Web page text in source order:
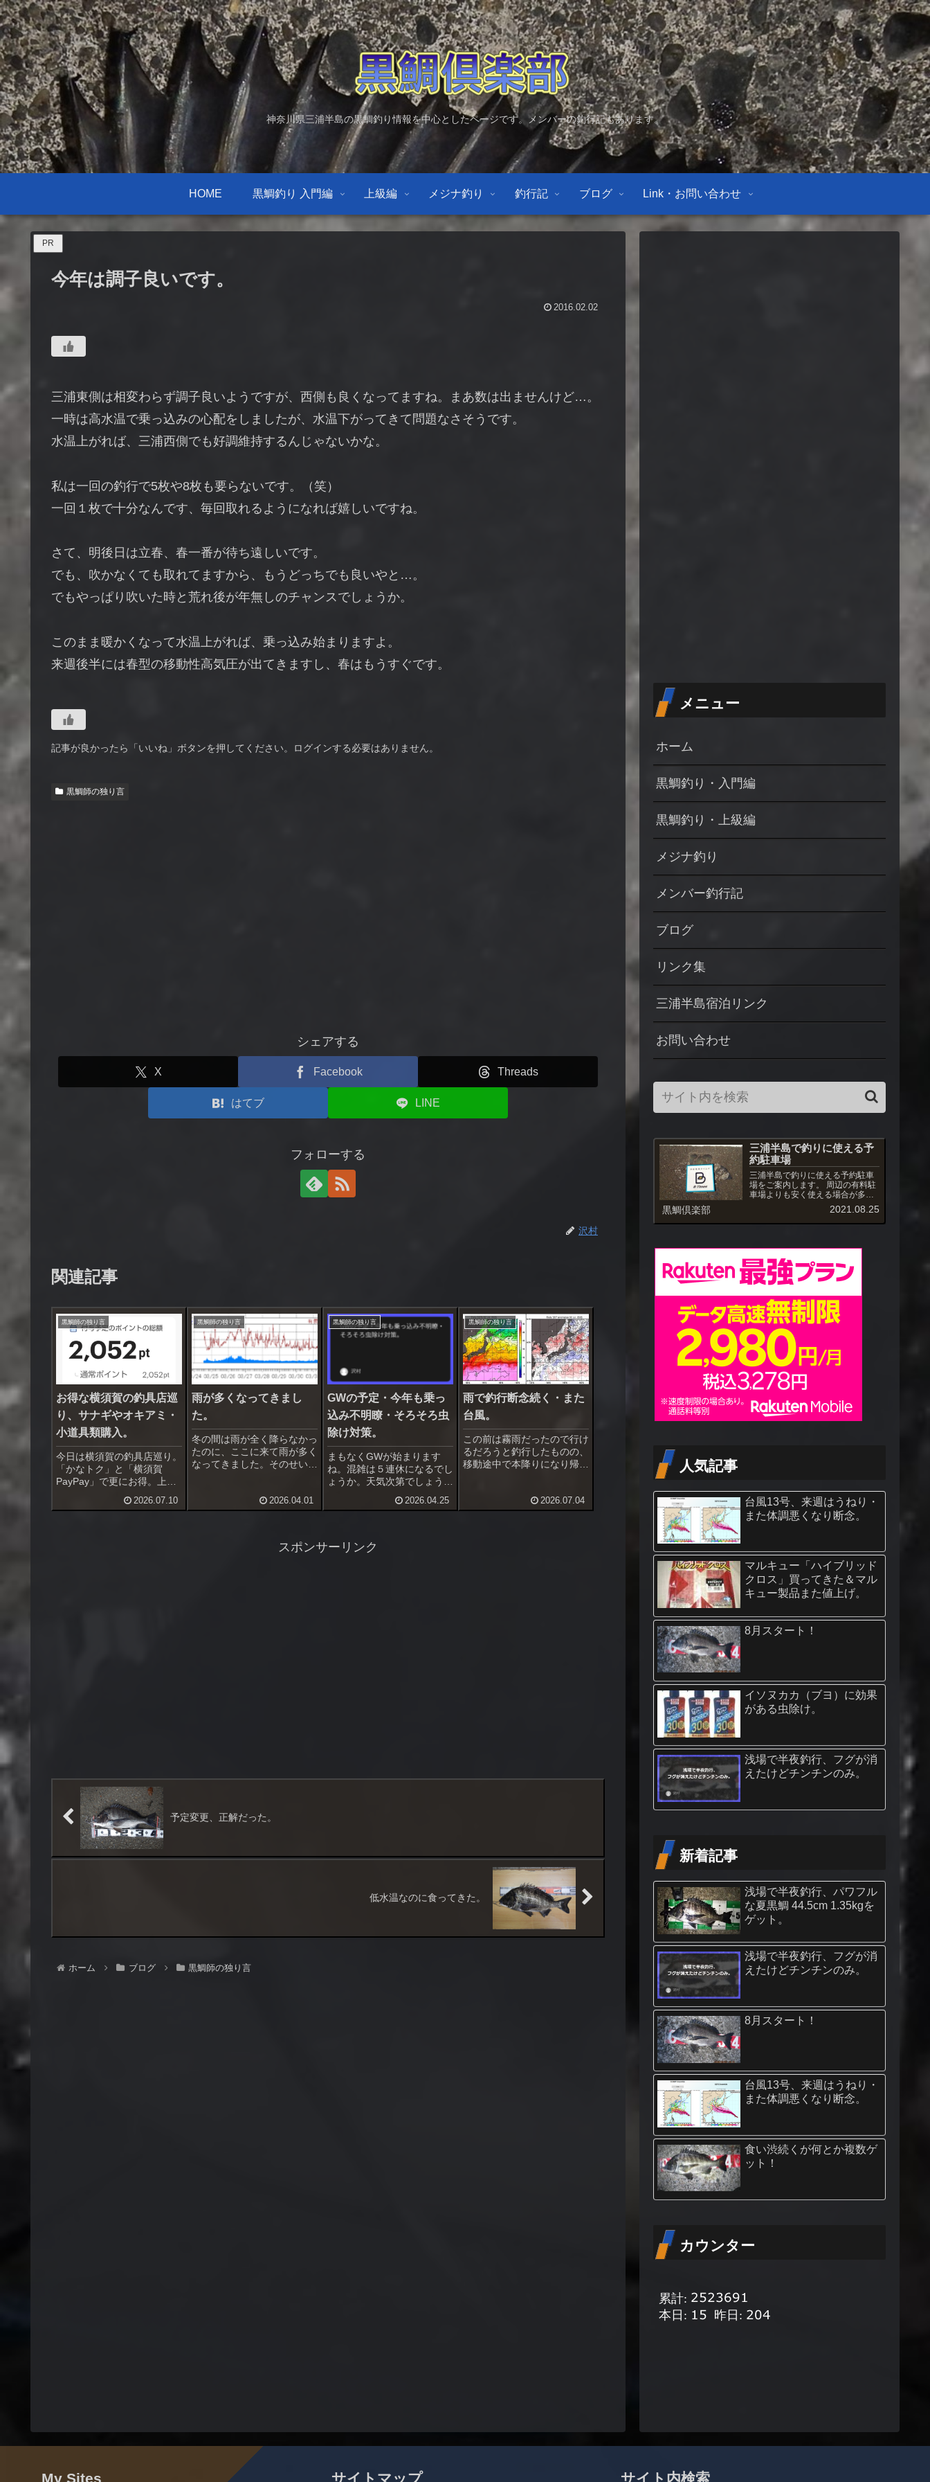
神奈川県三浦半島の黒鯛釣り情報を中心としたページです。メンバーの釣行記もあります。
HOME 黒鯛釣り 入門編 上級編 メジナ釣り 釣行記 ブログ Link・お問い合わせ
PR
今年は調子良いです。
2016.02.02
三浦東側は相変わらず調子良いようですが、西側も良くなってますね。まあ数は出ませんけど…。
一時は高水温で乗っ込みの心配をしましたが、水温下がってきて問題なさそうです。
水温上がれば、三浦西側でも好調維持するんじゃないかな。
私は一回の釣行で5枚や8枚も要らないです。（笑）
一回１枚で十分なんです、毎回取れるようになれば嬉しいですね。
さて、明後日は立春、春一番が待ち遠しいです。
でも、吹かなくても取れてますから、もうどっちでも良いやと…。
でもやっぱり吹いた時と荒れ後が年無しのチャンスでしょうか。
このまま暖かくなって水温上がれば、乗っ込み始まりますよ。
来週後半には春型の移動性高気圧が出てきますし、春はもうすぐです。
記事が良かったら「いいね」ボタンを押してください。ログインする必要はありません。
黒鯛師の独り言
シェアする
X Facebook Threads
はてブ LINE
フォローする
沢村
関連記事
黒鯛師の独り言
お得な横須賀の釣具店巡
り、サナギやオキアミ・
小道具類購入。
今日は横須賀の釣具店巡り。
「かなトク」と「横須賀
PayPay」で更にお得。上州
10％、ポイント横須賀佐原
2026.07.10
黒鯛師の独り言
雨が多くなってきまし
た。
冬の間は雨が全く降らなかっ
たのに、ここに来て雨が多く
なってきました。そのせいで
てます。釣行できると思った
ら雨、久しぶりの南西暴風も
2026.04.01
黒鯛師の独り言
GWの予定・今年も乗っ
込み不明瞭・そろそろ虫
除け対策。
まもなくGWが始まります
ね。混雑は５連休になるでし
ょうか。天気次第でしょうけ
みそうです。私はGWは予定
ん。4/29～5/3までは朝晩満
潮で潮回りが良い、後半は半
2026.04.25
黒鯛師の独り言
雨で釣行断念続く・また
台風。
この前は霧雨だったので行け
るだろうと釣行したものの、
移動途中で本降りになり帰っ
嫌になって釣行断念。天気予
報がまるで当たらず、困った
2026.07.04
スポンサーリンク
予定変更、正解だった。
低水温なのに食ってきた。
ホーム ブログ 黒鯛師の独り言
メニュー
ホーム
黒鯛釣り・入門編
黒鯛釣り・上級編
メジナ釣り
メンバー釣行記
ブログ
リンク集
三浦半島宿泊リンク
お問い合わせ
三浦半島で釣りに使える予
約駐車場
三浦半島で釣りに使える予約駐車
場をご案内します。 周辺の有料駐
車場よりも安く使える場合が多
く、また駐車場への出入りも自由
黒鯛倶楽部 2021.08.25
人気記事
台風13号、来週はうねり・
また体調悪くなり断念。
マルキュー「ハイブリッド
クロス」買ってきた＆マル
キュー製品また値上げ。
8月スタート！
イソヌカカ（ブヨ）に効果
がある虫除け。
浅場で半夜釣行、フグが消
えたけどチンチンのみ。
新着記事
浅場で半夜釣行、パワフル
な夏黒鯛 44.5cm 1.35kgを
ゲット。
浅場で半夜釣行、フグが消
えたけどチンチンのみ。
8月スタート！
台風13号、来週はうねり・
また体調悪くなり断念。
食い渋続くが何とか複数ゲ
ット！
カウンター
My Sites サイトマップ サイト内検索